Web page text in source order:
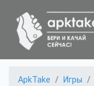
ApkTake Игры